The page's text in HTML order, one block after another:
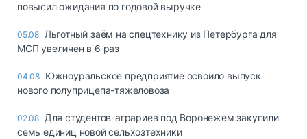
повысил ожидания по годовой выручке
05.08 Льготный заём на спецтехнику из Петербурга для
МСП увеличен в 6 раз
04.08 Южноуральское предприятие освоило выпуск
нового полуприцепа-тяжеловоза
02.08 Для студентов-аграриев под Воронежем закупили
семь единиц новой сельхозтехники